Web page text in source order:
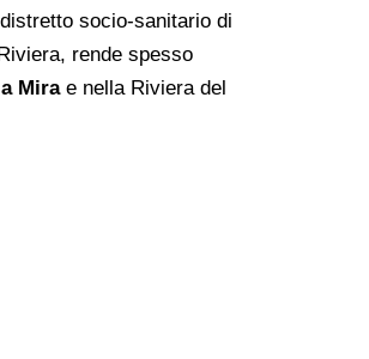
socio-sanitario di
rende spesso
Mirae nella Riviera del